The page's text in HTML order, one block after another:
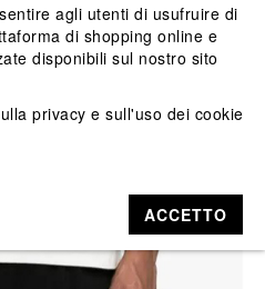
agli utenti di usufruire di
di shopping online e
disponibili sul nostro sito
privacy e sull'uso dei cookie
ACCETTO